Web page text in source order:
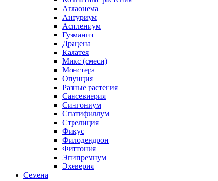
Аглаонема
Антуриум
Асплениум
Гузмания
Драцена
Калатея
Микс (смеси)
Монстера
Опунция
Разные растения
Сансевиерия
Сингониум
Спатифиллум
Стрелиция
Фикус
Филодендрон
Фиттония
Эпипремнум
Эхеверия
Семена